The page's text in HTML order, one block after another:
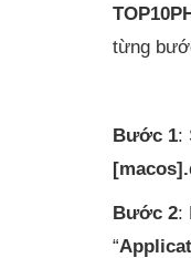
từng
Bước 1:
Bước 2:
“